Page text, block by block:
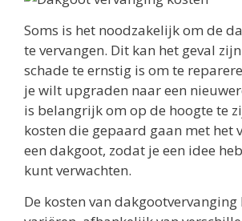
Soms is het noodzakelijk om de
te vervangen. Dit kan het geval
schade te ernstig is om te
je wilt upgraden naar een
is belangrijk om op de hoogte te
kosten die gepaard gaan met het
een dakgoot, zodat je een idee
kunt verwachten.
De kosten van dakgootvervanging